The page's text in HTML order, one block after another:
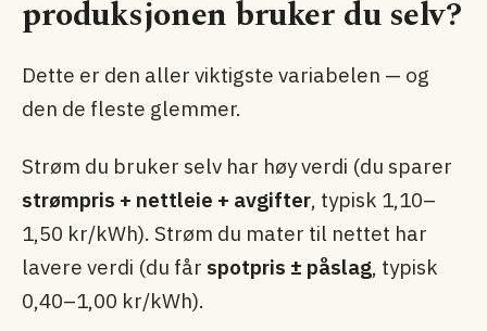
produksjonen bruker du selv?
Dette er den aller viktigste variabelen — og
den de fleste glemmer.
Strøm du bruker selv har høy verdi (du sparer
strømpris + nettleie + avgifter, typisk 1,10–
1,50 kr/kWh). Strøm du mater til nettet har
lavere verdi (du får spotpris ± påslag, typisk
0,40–1,00 kr/kWh).